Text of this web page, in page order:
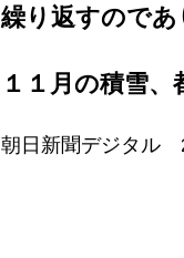
繰り返すのであ
１１月の積雪
朝日新聞デジタル